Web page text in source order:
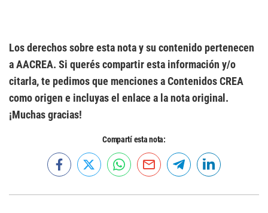
Los derechos sobre esta nota y su contenido pertenecen
a AACREA. Si querés compartir esta información y/o
citarla, te pedimos que menciones a Contenidos CREA
como origen e incluyas el enlace a la nota original.
¡Muchas gracias!
Compartí esta nota: